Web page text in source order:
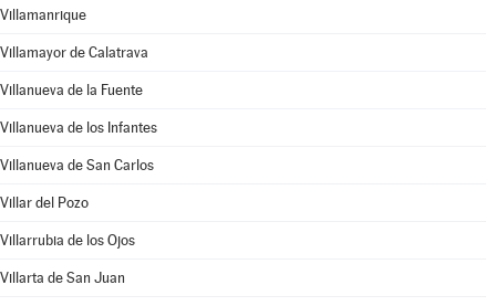
Villamanrique
Villamayor de Calatrava
Villanueva de la Fuente
Villanueva de los Infantes
Villanueva de San Carlos
Villar del Pozo
Villarrubia de los Ojos
Villarta de San Juan